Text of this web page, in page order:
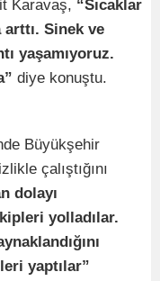
Karavaş, “Sıcaklar
arttı. Sinek ve
yaşamıyoruz.
diye konuştu.
Büyükşehir
çalıştığını
dolayı
yolladılar.
yaptılar”